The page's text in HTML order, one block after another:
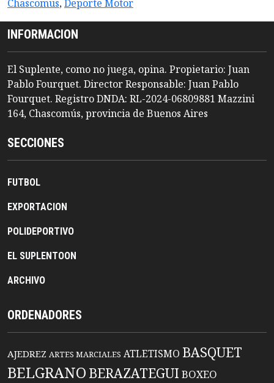
Chascomus,Deporte Motor
INFORMACION
El Suplente, como no juega, opina. Propietario: Juan
Pablo Fourquet. Director Responsable: Juan Pablo
Fourquet. Registro DNDA: RL-2024-06809881 Mazzini
164, Chascomús, provincia de Buenos Aires
SECCIONES
FUTBOL
EXPORTACION
POLIDEPORTIVO
EL SUPLENTOON
ARCHIVO
ORDENADORES
AJEDREZ ARTES MARCIALES ATLETISMO BASQUET
BELGRANO BERAZATEGUIBOXEO